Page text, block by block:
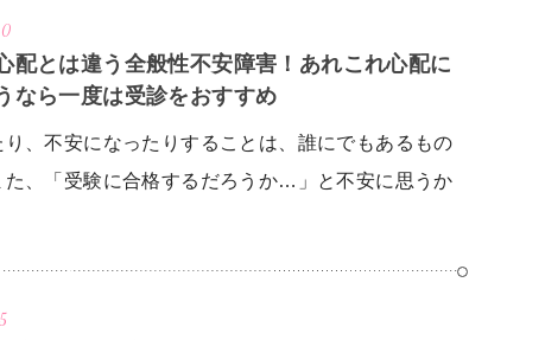
配とは違う全般性不安障害！あれこれ心配に
なら一度は受診をおすすめ
り、不安になったりすることは、誰にでもあるもの
た、「受験に合格するだろうか…」と不安に思うか